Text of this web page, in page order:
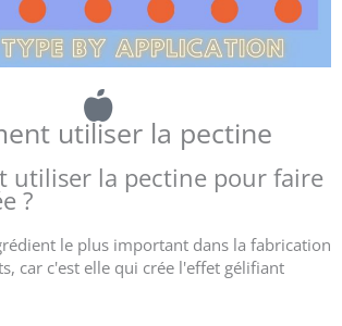
utiliser la pectine
utiliser la pectine pour faire
?
le plus important dans la fabrication
car c'est elle qui crée l'effet gélifiant